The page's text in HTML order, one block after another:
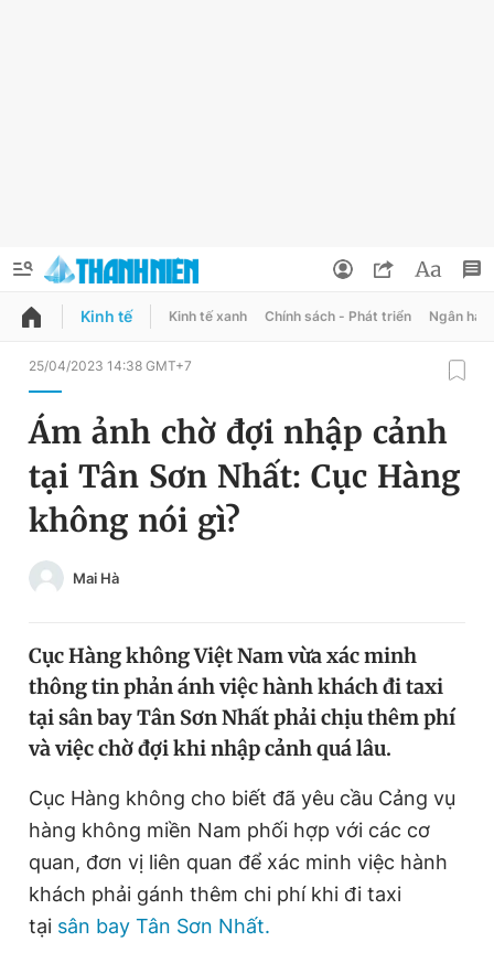
QUẢNG CÁO
Chuyên mục
Chuyên mục khác
Chào ngày mới
Video Magazine
Sản phẩm khác
Tiện ích Bạn cần biết
Thông tin tòa soạn Liên hệ quảng cáo
Đổi mật khẩu
Tin đã lưu
Tin đã xem
Kinh tế Kinh tế xanh Chính sách - Phát triển Ngân
25/04/2023 14:38 GMT+7
Ám ảnh chờ đợi nhập cảnh
tại Tân Sơn Nhất: Cục Hàng
không nói gì?
Mai Hà
Cục Hàng không Việt Nam vừa xác minh
thông tin phản ánh việc hành khách đi taxi
tại sân bay Tân Sơn Nhất phải chịu thêm phí
và việc chờ đợi khi nhập cảnh quá lâu.
Cục Hàng không cho biết đã yêu cầu Cảng vụ
hàng không miền Nam phối hợp với các cơ
quan, đơn vị liên quan để xác minh việc hành
khách phải gánh thêm chi phí khi đi taxi
tại sân bay Tân Sơn Nhất.